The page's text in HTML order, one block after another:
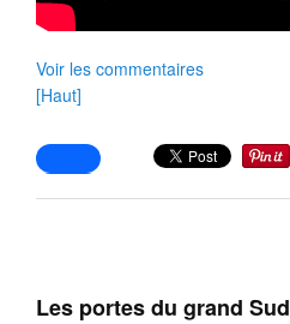
Voir les commentaires
[Haut]
Les portes du grand Sud